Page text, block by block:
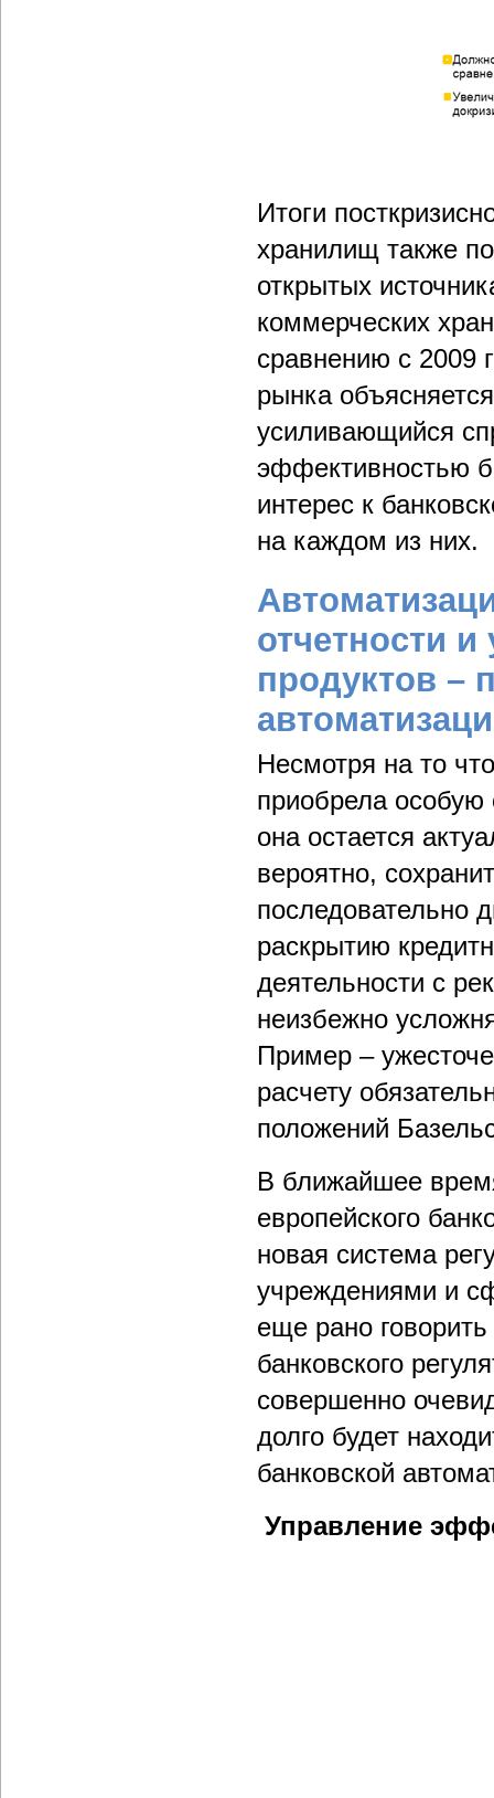
Итоги
хранилищ также
открытых
коммерческих
сравнению с 2009
рынка
усиливающийся
эффективностью
интерес к
на каждом из них.
отчетности
продуктов –
Несмотря на то
приобрела особую
она остается
вероятно,
последовательно
раскрытию
деятельности с
неизбежно
Пример –
расчету
положений
В ближайшее
европейского
новая система
учреждениями и
еще рано говорить
банковского
совершенно
долго будет
банковской
Управление